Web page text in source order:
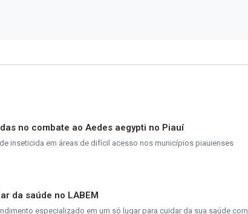
no combate ao Aedes aegypti no Piauí
inseticida em áreas de difícil acesso nos municípios piauienses
da saúde no LABEM
especializado em um só lugar para cuidar da sua saúde com